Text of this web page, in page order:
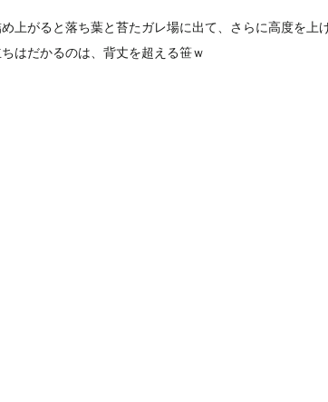
上がると落ち葉と苔たガレ場に出て、さらに高度を上
はだかるのは、背丈を超える笹ｗ